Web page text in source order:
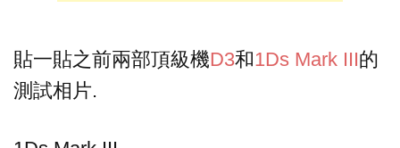
貼一貼之前兩部頂級機D3和1Ds Mark III的
測試相片.